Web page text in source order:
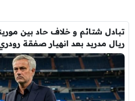
تبادل شتائم و خلاف حاد بين
ريال مدريد بعد انهيار صفقة